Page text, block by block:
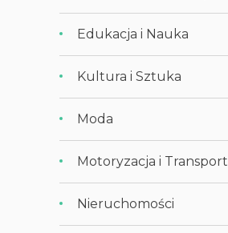
Edukacja i Nauka
Kultura i Sztuka
Moda
Motoryzacja i Transport
Nieruchomości